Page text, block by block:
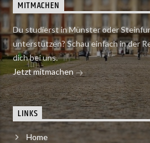
MITMACHEN
Du studierst in Münster oder
unterstützen? Schau einfach in der
dich bei uns.
Jetzt mitmachen
LINKS
Home